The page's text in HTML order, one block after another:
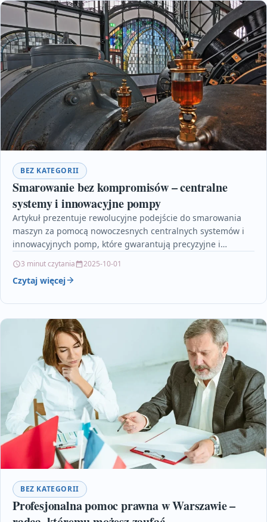
BEZ KATEGORII
Smarowanie bez kompromisów – centralne
systemy i innowacyjne pompy
Artykuł prezentuje rewolucyjne podejście do smarowania
maszyn za pomocą nowoczesnych centralnych systemów i
innowacyjnych pomp, które gwarantują precyzyjne i
3 minut czytania 2025-10-01
Czytaj więcej
BEZ KATEGORII
Profesjonalna pomoc prawna w Warszawie –